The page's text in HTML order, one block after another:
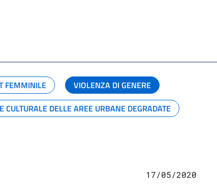
FEMMINILE
VIOLENZA DI GENERE
CULTURALE DELLE AREE URBANE DEGRADATE
17/05/2020